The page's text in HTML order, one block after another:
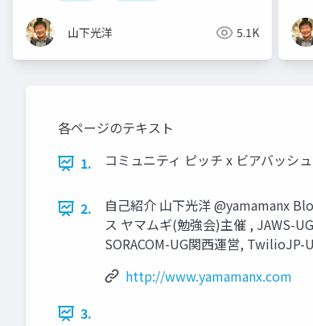
山下光洋 5.1K
各ページのテキスト
1.
コミュニティ ピッチ x ビアバッシ
2.
自己紹介 山下光洋 @yamamanx
ス ヤマムギ(勉強会)主催 , JAWS-
SORACOM-UG関西運営, TwilioJP-
http://www.yamamanx.com
3.